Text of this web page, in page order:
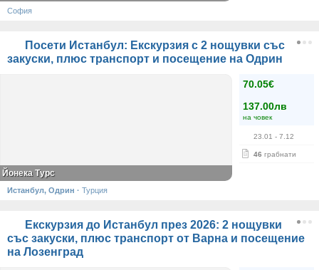
София
Посети Истанбул: Екскурзия с 2 нощувки със
закуски, плюс транспорт и посещение на Одрин
70.05€
137.00лв
на човек
23.01 - 7.12
46 грабнати
Йонека Турс
Истанбул, Одрин · Турция
Екскурзия до Истанбул през 2026: 2 нощувки
със закуски, плюс транспорт от Варна и посещение
на Лозенград